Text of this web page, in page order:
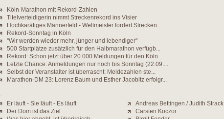
Köln-Marathon mit Rekord-Zahlen
Titelverteidigerin nimmt Streckenrekord ins Visier
Hochkarätiges Männerfeld - Weltmeister fordert Strecken...
Rekord-Sonntag in Köln
''Wir werden wieder mehr, jünger und lebendiger''
500 Startplätze zusätzlich für den Halbmarathon verfügb...
Rekord: Schon jetzt über 20.000 Meldungen für den Köln ...
Letzte Chance: Anmeldungen nur noch bis Sonntag (22.09....
Selbst der Veranstalter ist überrascht: Meldezahlen ste...
Marathon-DM 23: Lorenz Baum und Esther Jacobitz erfolgr...
Er läuft - Sie läuft - Es läuft
Andreas Bettingen / Judith Strack
Der Dom ist das Ziel
Carsten Koczor